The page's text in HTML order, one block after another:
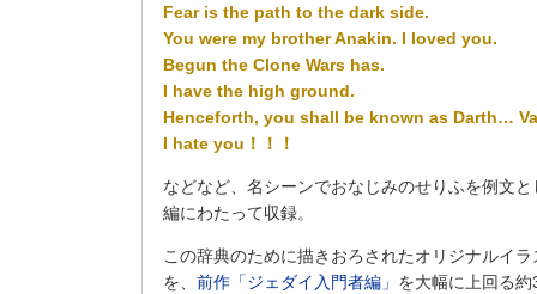
Fear is the path to the dark side.
You were my brother Anakin. I loved you.
Begun the Clone Wars has.
I have the high ground.
Henceforth, you shall be known as Darth…
I hate you！！！
などなど、名シーンでおなじみのせりふを例文と
編にわたって収録。
この辞典のために描きおろされたオリジナルイラ
を、 前作「ジェダイ入門者編」 を大幅に上回る約